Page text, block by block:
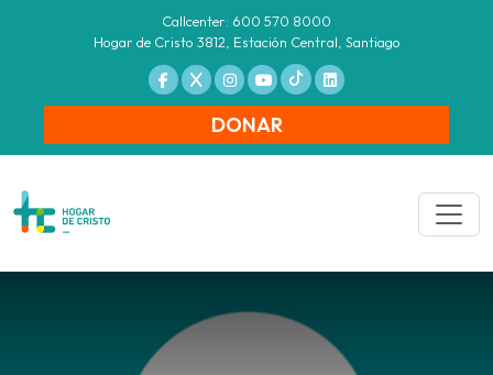
Callcenter: 600 570 8000
Hogar de Cristo 3812, Estación Central, Santiago
DONAR